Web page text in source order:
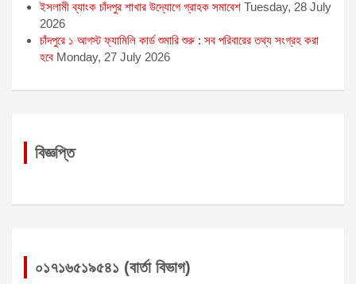
ইসলামী ব্যাংক চাঁদপুর শাখার উদ্যোগে গ্রাহক সমাবেশ Tuesday, 28 July
2026
চাঁদপুরে ১ আগস্ট ফ্যামিলি কার্ড শুমারি শুরু : সব পরিবারের তথ্য সংগ্রহ করা
হবে Monday, 27 July 2026
বিজ্ঞপ্তি
০১৭১৬৫১৯৫৪১ (বার্তা বিভাগ)